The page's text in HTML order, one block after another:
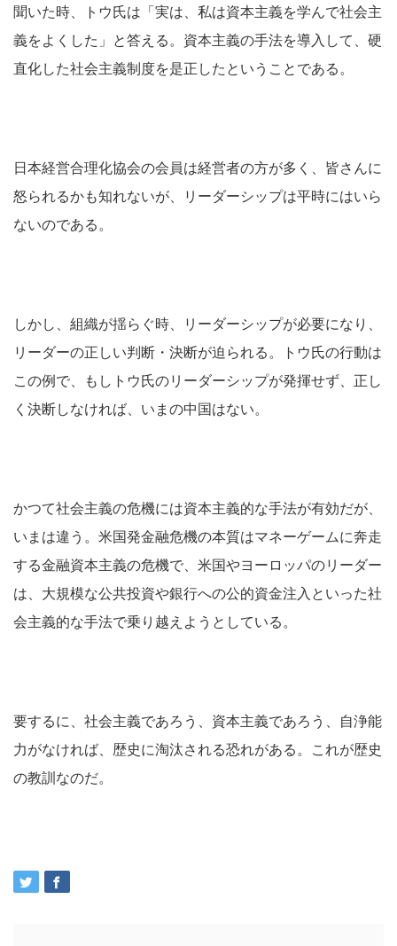
聞いた時、トウ氏は「実は、私は資本主義を学んで社会主
義をよくした」と答える。資本主義の手法を導入して、硬
直化した社会主義制度を是正したということである。
日本経営合理化協会の会員は経営者の方が多く、皆さんに
怒られるかも知れないが、リーダーシップは平時にはいら
ないのである。
しかし、組織が揺らぐ時、リーダーシップが必要になり、
リーダーの正しい判断・決断が迫られる。トウ氏の行動は
この例で、もしトウ氏のリーダーシップが発揮せず、正し
く決断しなければ、いまの中国はない。
かつて社会主義の危機には資本主義的な手法が有効だが、
いまは違う。米国発金融危機の本質はマネーゲームに奔走
する金融資本主義の危機で、米国やヨーロッパのリーダー
は、大規模な公共投資や銀行への公的資金注入といった社
会主義的な手法で乗り越えようとしている。
要するに、社会主義であろう、資本主義であろう、自浄能
力がなければ、歴史に淘汰される恐れがある。これが歴史
の教訓なのだ。